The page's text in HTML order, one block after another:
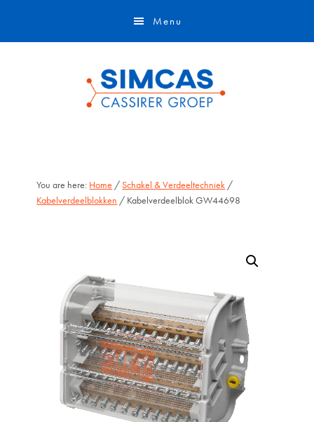
Menu
You are here: Home /Schakel & Verdeeltechniek /
Kabelverdeelblokken / Kabelverdeelblok GW44698